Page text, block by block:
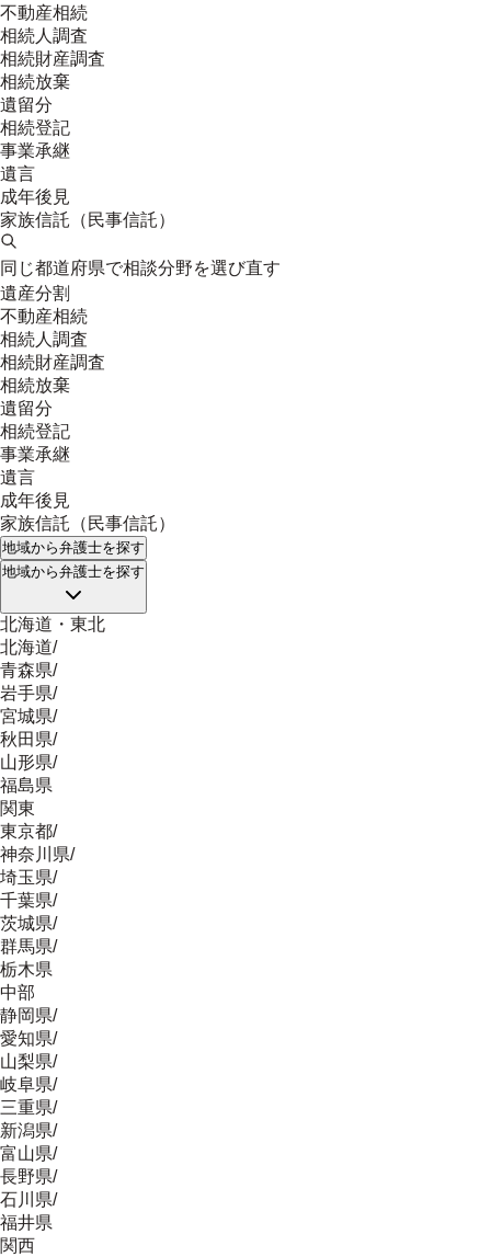
不動産相続
相続人調査
相続財産調査
相続放棄
遺留分
相続登記
事業承継
遺言
成年後見
家族信託（民事信託）
同じ都道府県で相談分野を選び直す
遺産分割
不動産相続
相続人調査
相続財産調査
相続放棄
遺留分
相続登記
事業承継
遺言
成年後見
家族信託（民事信託）
地域から弁護士を探す
地域から弁護士を探す
北海道・東北
北海道/
青森県/
岩手県/
宮城県/
秋田県/
山形県/
福島県
関東
東京都/
神奈川県/
埼玉県/
千葉県/
茨城県/
群馬県/
栃木県
中部
静岡県/
愛知県/
山梨県/
岐阜県/
三重県/
新潟県/
富山県/
長野県/
石川県/
福井県
関西